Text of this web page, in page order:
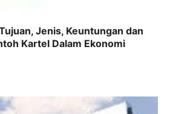
Jenis, Keuntungan dan
Kartel Dalam Ekonomi